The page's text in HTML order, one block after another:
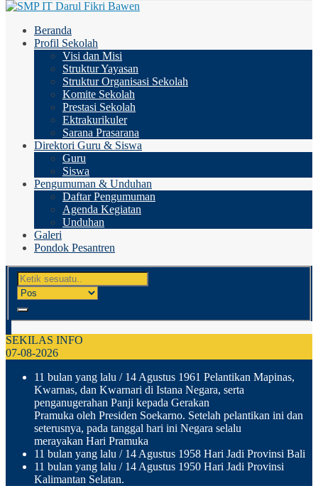
Beranda
Profil Sekolah
Visi dan Misi
Struktur Yayasan
Struktur Organisasi Sekolah
Komite Sekolah
Prestasi Sekolah
Ektrakurikuler
Sarana Prasarana
Direktori Guru & Siswa
Guru
Siswa
Pengumuman & Unduhan
Daftar Pengumuman
Agenda Kegiatan
Unduhan
Galeri
Pondok Pesantren
SEKILAS INFO
07-08-2026
11 bulan yang lalu / 14 Agustus 1961 Pelantikan Mapinas,
Kwarnas, dan Kwarnari di Istana Negara, serta
penganugerahan Panji kepada Gerakan
Pramuka oleh Presiden Soekarno. Setelah pelantikan ini dan
seterusnya, pada tanggal hari ini Negara selalu
merayakan Hari Pramuka
11 bulan yang lalu / 14 Agustus 1958 Hari Jadi Provinsi Bali
11 bulan yang lalu / 14 Agustus 1950 Hari Jadi Provinsi
Kalimantan Selatan.